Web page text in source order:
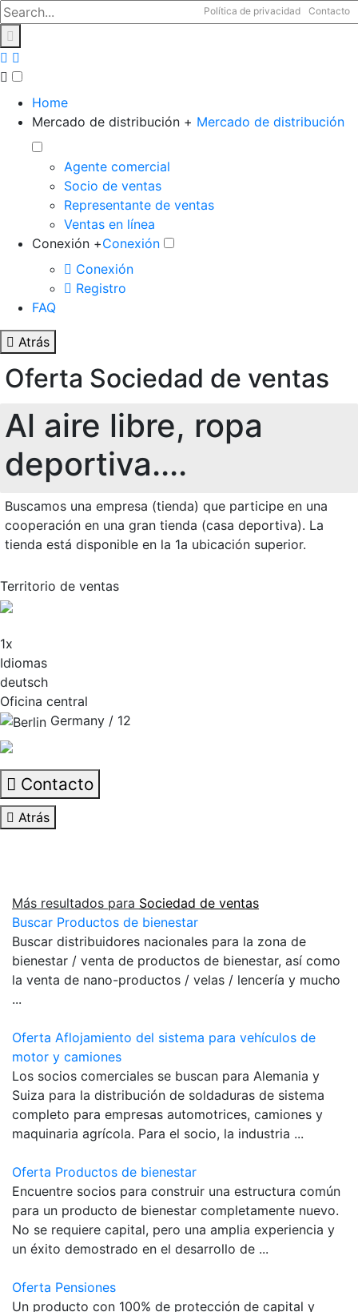
Política de privacidad Contacto
Home
Mercado de distribución + Mercado de distribución
Agente comercial
Socio de ventas
Representante de ventas
Ventas en línea
Conexión +Conexión
Conexión
Registro
FAQ
Atrás
Oferta Sociedad de ventas
Al aire libre, ropa
deportiva....
Buscamos una empresa (tienda) que participe en una
cooperación en una gran tienda (casa deportiva). La
tienda está disponible en la 1a ubicación superior.
Territorio de ventas
1x
Idiomas
deutsch
Oficina central
Germany / 12
Contacto
Atrás
Más resultados para Sociedad de ventas
Buscar Productos de bienestar
Buscar distribuidores nacionales para la zona de
bienestar / venta de productos de bienestar, así como
la venta de nano-productos / velas / lencería y mucho
...
Oferta Aflojamiento del sistema para vehículos de
motor y camiones
Los socios comerciales se buscan para Alemania y
Suiza para la distribución de soldaduras de sistema
completo para empresas automotrices, camiones y
maquinaria agrícola. Para el socio, la industria ...
Oferta Productos de bienestar
Encuentre socios para construir una estructura común
para un producto de bienestar completamente nuevo.
No se requiere capital, pero una amplia experiencia y
un éxito demostrado en el desarrollo de ...
Oferta Pensiones
Un producto con 100% de protección de capital y